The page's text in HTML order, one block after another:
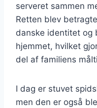
serveret sammen
Retten blev
danske identitet og
hjemmet, hvilket
del af familiens
I dag er stuvet
men den er også